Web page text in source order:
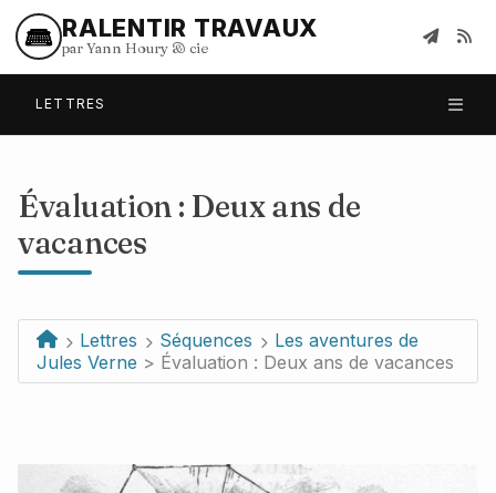
RALENTIR TRAVAUX
par Yann Houry & cie
LETTRES
Évaluation : Deux ans de
vacances
Lettres Séquences
Les aventures de
Jules Verne > Évaluation : Deux ans de vacances